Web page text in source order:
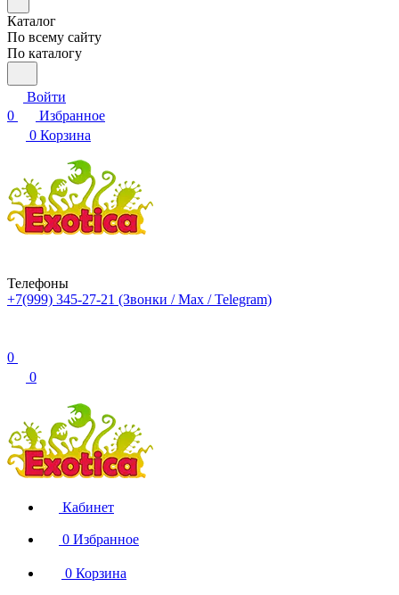
Каталог
По всему сайту
По каталогу
Войти
0
Избранное
0 Корзина
Телефоны
+7(999) 345-27-21 (Звонки / Max / Telegram)
0
0
Кабинет
0 Избранное
0 Корзина